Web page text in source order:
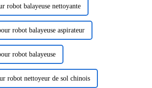
robot balayeuse nettoyante
robot balayeuse aspirateur
robot balayeuse
robot nettoyeur de sol chinois